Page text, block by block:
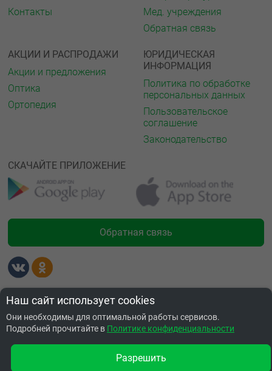
Контакты
Мед. учреждения
Обратная связь
АКЦИИ И РАСПРОДАЖИ
Акции и предложения
Оптика
Ортопедия
ЮРИДИЧЕСКАЯ
ИНФОРМАЦИЯ
Политика по обработке
персональных данных
Пользовательское
соглашение
Законодательство
СКАЧАЙТЕ ПРИЛОЖЕНИЕ
Обратная связь
Лицензии
Наш сайт использует cookies
Они необходимы для оптимальной работы сервисов.
Подробней прочитайте в Политике конфиденциальности
Разрешить